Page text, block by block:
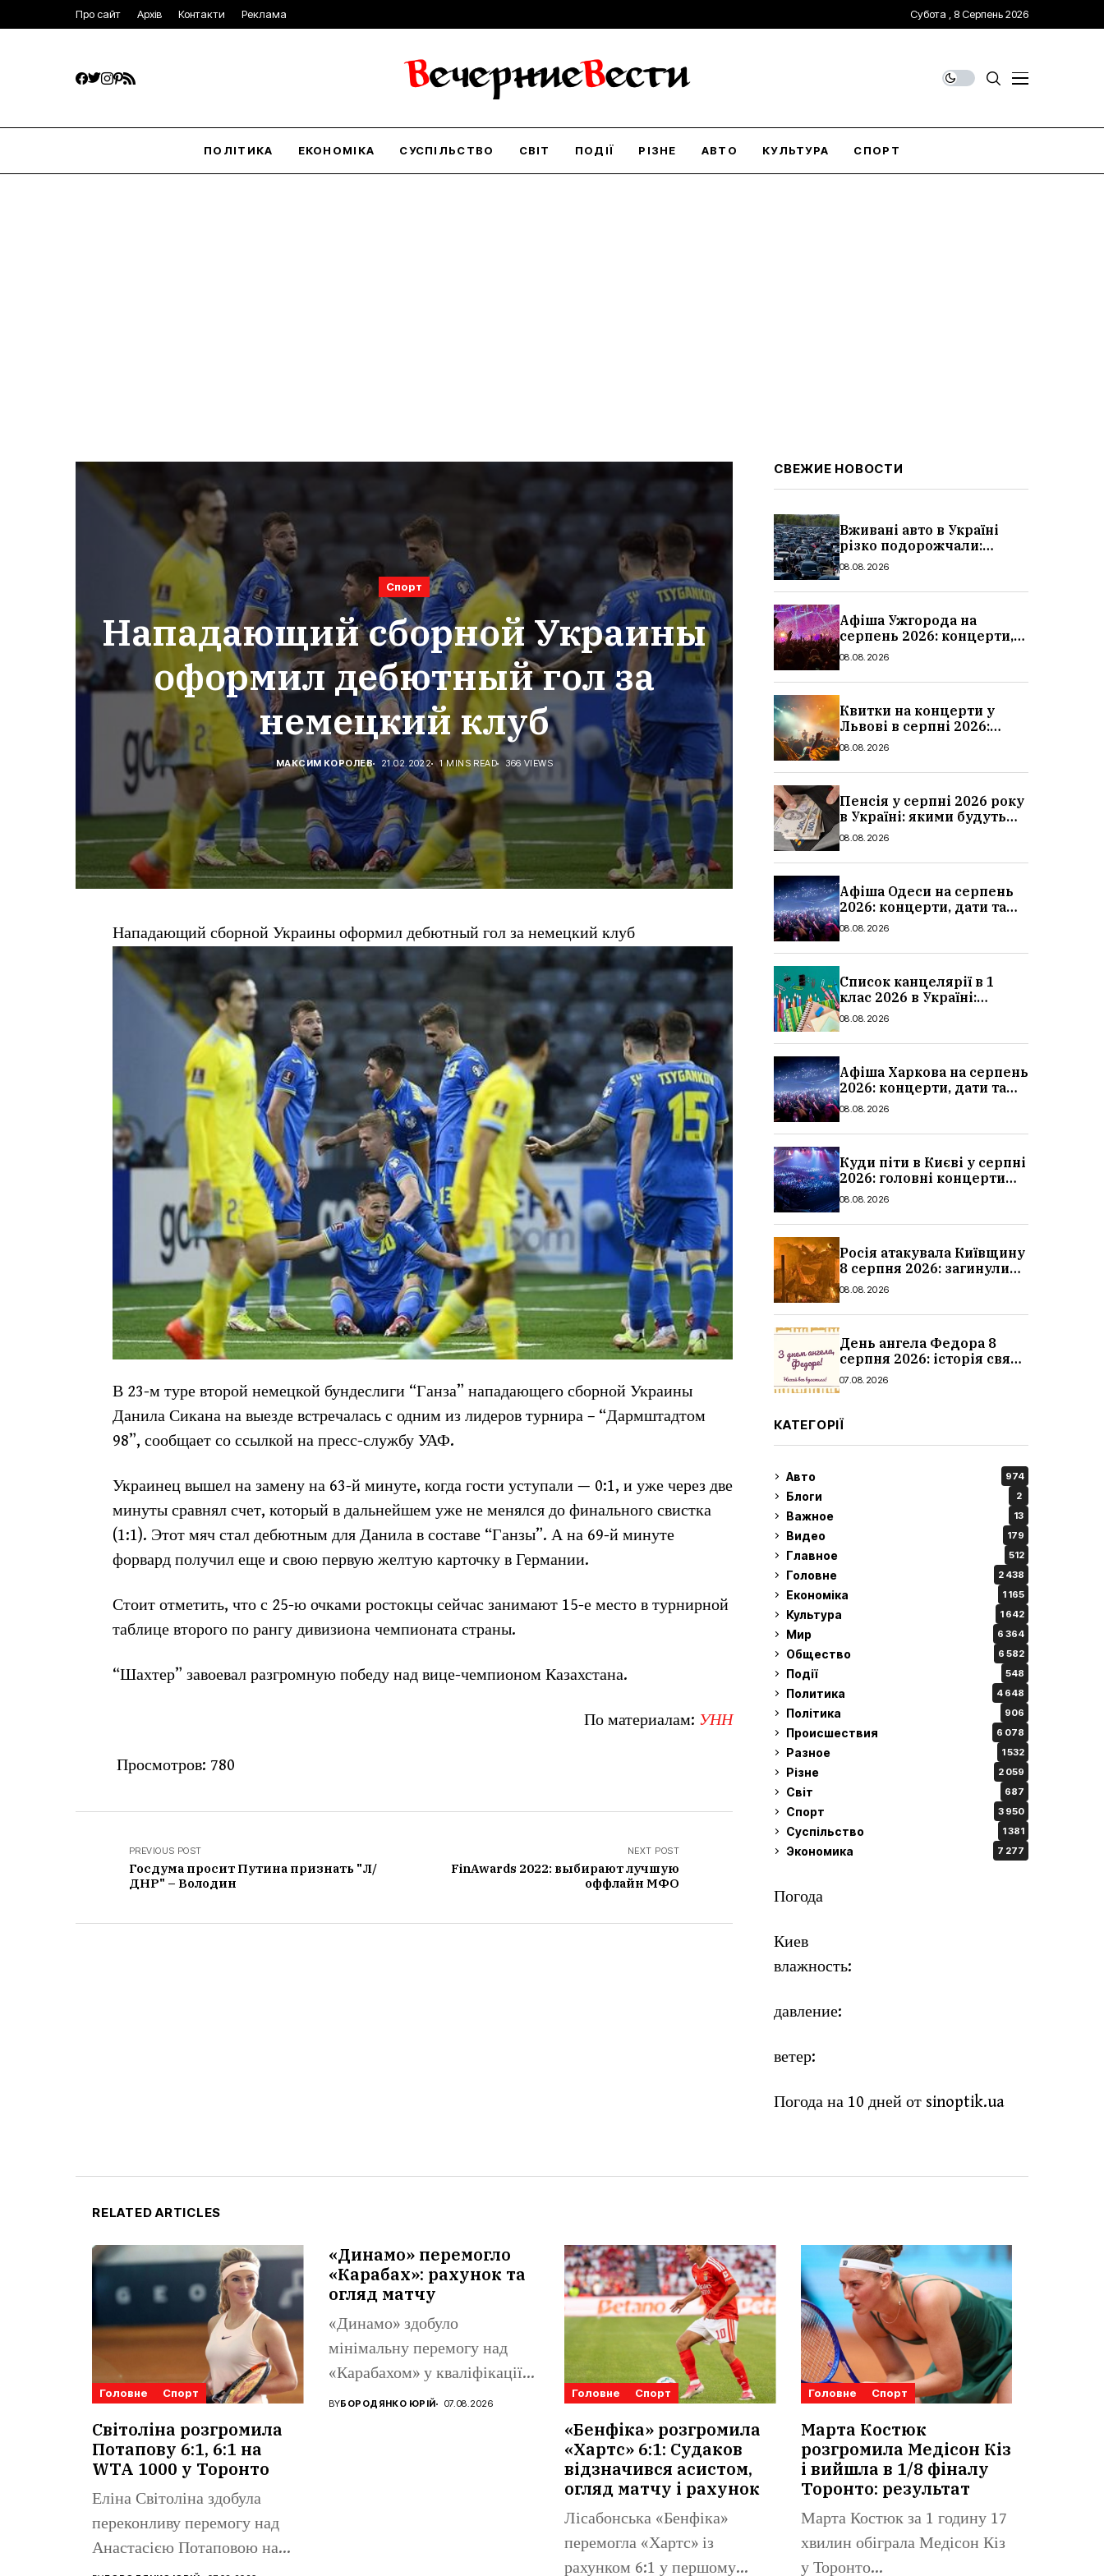
Про сайт Архів Контакти Реклама Субота , 8 Серпень 2026
ПОЛІТИКА ЕКОНОМІКА СУСПІЛЬСТВО СВІТ ПОДІЇ РІЗНЕ АВТО КУЛЬТУРА СПОРТ
Спорт
Нападающий сборной Украины
оформил дебютный гол за
немецкий клуб
МАКСИМ КОРОЛЕВ 21.02.2022 1 MINS READ 366 VIEWS
Нападающий сборной Украины оформил дебютный гол за немецкий клуб
В 23-м туре второй немецкой бундеслиги “Ганза” нападающего сборной Украины
Данила Сикана на выезде встречалась с одним из лидеров турнира – “Дармштадтом
98”, сообщает со ссылкой на пресс-службу УАФ.
Украинец вышел на замену на 63-й минуте, когда гости уступали — 0:1, и уже через две
минуты сравнял счет, который в дальнейшем уже не менялся до финального свистка
(1:1). Этот мяч стал дебютным для Данила в составе “Ганзы”. А на 69-й минуте
форвард получил еще и свою первую желтую карточку в Германии.
Стоит отметить, что с 25-ю очками ростокцы сейчас занимают 15-е место в турнирной
таблице второго по рангу дивизиона чемпионата страны.
“Шахтер” завоевал разгромную победу над вице-чемпионом Казахстана.
По материалам: УНН
Просмотров: 780
PREVIOUS POST
Госдума просит Путина признать "Л/
ДНР" – Володин
NEXT POST
FinAwards 2022: выбирают лучшую
оффлайн МФО
СВЕЖИЕ НОВОСТИ
Вживані авто в Україні
різко подорожчали:
причини, які машини
08.08.2026
Афіша Ужгорода на
серпень 2026: концерти,
дати та ціни
08.08.2026
Квитки на концерти у
Львові в серпні 2026:
дати, ціни та локації
08.08.2026
Пенсія у серпні 2026 року
в Україні: якими будуть
мінімальні та
суми
08.08.2026
Афіша Одеси на серпень
2026: концерти, дати та
ціни квитків
08.08.2026
Список канцелярії в 1
клас 2026 в Україні:
повний чек-лист для
08.08.2026
Афіша Харкова на серпень
2026: концерти, дати та
ціни квитків
08.08.2026
Куди піти в Києві у серпні
2026: головні концерти
місяця, дати, артисти та
08.08.2026
Росія атакувала Київщину
8 серпня 2026: загинули
троє людей, серед них
08.08.2026
День ангела Федора 8
серпня 2026: історія свята,
значення імені,
07.08.2026
КАТЕГОРІЇ
Авто 974
Блоги 2
Важное 13
Видео 179
Главное 512
Головне 2 438
Економіка 1 165
Культура 1 642
Мир 6 364
Общество 6 582
Події 548
Политика 4 648
Політика 906
Происшествия 6 078
Разное 1 532
Різне 2 059
Світ 687
Спорт 3 950
Суспільство 1 381
Экономика 7 277
Погода
Киев
влажность:
давление:
ветер:
Погода на 10 дней от sinoptik.ua
RELATED ARTICLES
Головне Спорт
Світоліна розгромила
Потапову 6:1, 6:1 на
WTA 1000 у Торонто
Еліна Світоліна здобула
переконливу перемогу над
Анастасією Потаповою на
«Динамо» перемогло
«Карабах»: рахунок та
огляд матчу
«Динамо» здобуло
мінімальну перемогу над
«Карабахом» у кваліфікації
Ліги конференцій. Матвій
BYБОРОДЯНКО ЮРІЙ 07.08.2026
Головне Спорт
«Бенфіка» розгромила
«Хартс» 6:1: Судаков
відзначився асистом,
огляд матчу і рахунок
Лісабонська «Бенфіка»
перемогла «Хартс» із
рахунком 6:1 у першому
Головне Спорт
Марта Костюк
розгромила Медісон Кіз
і вийшла в 1/8 фіналу
Торонто: результат
Марта Костюк за 1 годину 17
хвилин обіграла Медісон Кіз
у Торонто...